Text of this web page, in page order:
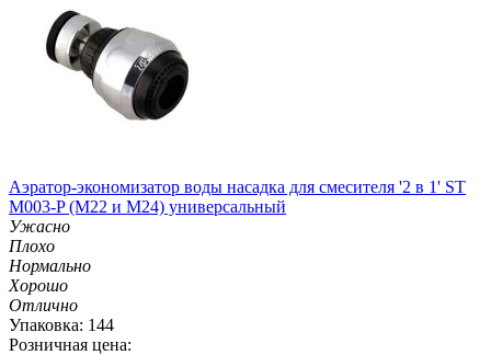
Аэратор-экономизатор воды насадка для смесителя '2 в 1' ST
M003-P (М22 и M24) универсальный
Ужасно
Плохо
Нормально
Хорошо
Отлично
Упаковка: 144
Розничная цена: